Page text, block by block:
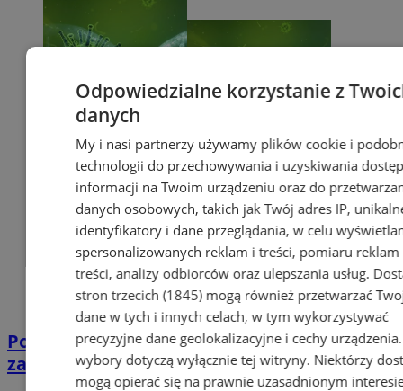
Potwierdzono pierwszy przypadek
zarażenia koronawirusem w Sosnowcu
Odpowiedzialne korzystanie z
danych
My i nasi partnerzy używamy plików cookie i
technologii do przechowywania i uzyskiwania
informacji na Twoim urządzeniu oraz do
danych osobowych, takich jak Twój adres IP,
identyfikatory i dane przeglądania, w celu
spersonalizowanych reklam i treści, pomiaru reklam
treści, analizy odbiorców oraz ulepszania usług.
stron trzecich (1845)mogą również przetwarzać
dane w tych i innych celach, w tym wykorzystywać
precyzyjne dane geolokalizacyjne i cechy
wybory dotyczą wyłącznie tej witryny. Niektórzy
mogą opierać się na prawnie uzasadnionym